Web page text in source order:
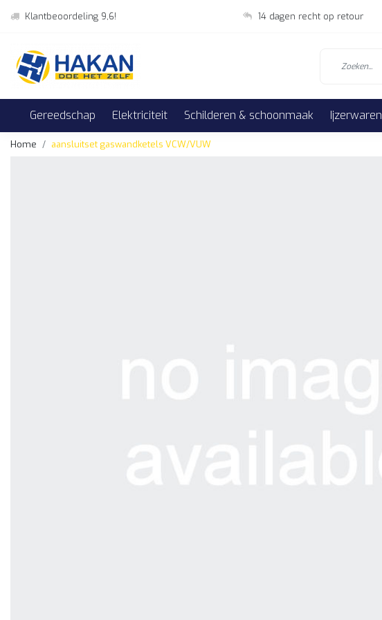
Klantbeoordeling 9,6! 14 dagen recht op retour
Gereedschap Elektriciteit Schilderen & schoonmaak Ijzerwaren
Home aansluitset gaswandketels VCW/VUW